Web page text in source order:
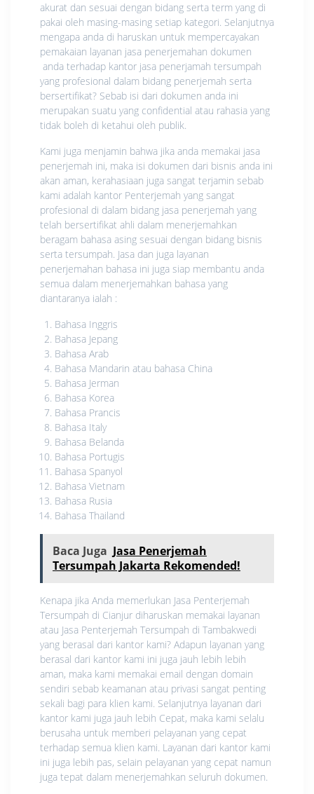
akurat dan sesuai dengan bidang serta term yang di
pakai oleh masing-masing setiap kategori. Selanjutnya
mengapa anda di haruskan untuk mempercayakan
pemakaian layanan jasa penerjemahan dokumen
anda terhadap kantor jasa penerjamah tersumpah
yang profesional dalam bidang penerjemah serta
bersertifikat? Sebab isi dari dokumen anda ini
merupakan suatu yang confidential atau rahasia yang
tidak boleh di ketahui oleh publik.
Kami juga menjamin bahwa jika anda memakai jasa
penerjemah ini, maka isi dokumen dari bisnis anda ini
akan aman, kerahasiaan juga sangat terjamin sebab
kami adalah kantor Penterjemah yang sangat
profesional di dalam bidang jasa penerjemah yang
telah bersertifikat ahli dalam menerjemahkan
beragam bahasa asing sesuai dengan bidang bisnis
serta tersumpah. Jasa dan juga layanan
penerjemahan bahasa ini juga siap membantu anda
semua dalam menerjemahkan bahasa yang
diantaranya ialah :
Bahasa Inggris
Bahasa Jepang
Bahasa Arab
Bahasa Mandarin atau bahasa China
Bahasa Jerman
Bahasa Korea
Bahasa Prancis
Bahasa Italy
Bahasa Belanda
Bahasa Portugis
Bahasa Spanyol
Bahasa Vietnam
Bahasa Rusia
Bahasa Thailand
Baca Juga Jasa Penerjemah
Tersumpah Jakarta Rekomended!
Kenapa jika Anda memerlukan Jasa Penterjemah
Tersumpah di Cianjur diharuskan memakai layanan
atau Jasa Penterjemah Tersumpah di Tambakwedi
yang berasal dari kantor kami? Adapun layanan yang
berasal dari kantor kami ini juga jauh lebih lebih
aman, maka kami memakai email dengan domain
sendiri sebab keamanan atau privasi sangat penting
sekali bagi para klien kami. Selanjutnya layanan dari
kantor kami juga jauh lebih Cepat, maka kami selalu
berusaha untuk memberi pelayanan yang cepat
terhadap semua klien kami. Layanan dari kantor kami
ini juga lebih pas, selain pelayanan yang cepat namun
juga tepat dalam menerjemahkan seluruh dokumen.